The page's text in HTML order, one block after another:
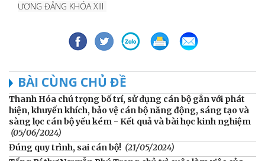
ƯƠNG ĐẢNG KHÓA XIII
BÀI CÙNG CHỦ ĐỀ
Thanh Hóa chú trọng bố trí, sử dụng cán bộ gắn với phát
hiện, khuyến khích, bảo vệ cán bộ năng động, sáng tạo và
sàng lọc cán bộ yếu kém - Kết quả và bài học kinh nghiệm
(05/06/2024)
Đúng quy trình, sai cán bộ! (21/05/2024)